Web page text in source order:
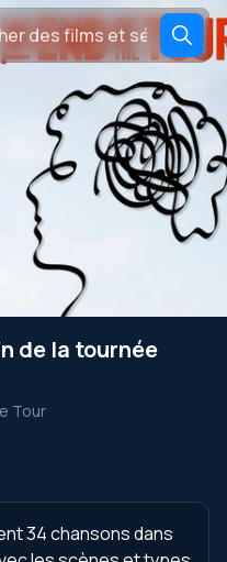
de la tournée
Tour
34 chansons dans